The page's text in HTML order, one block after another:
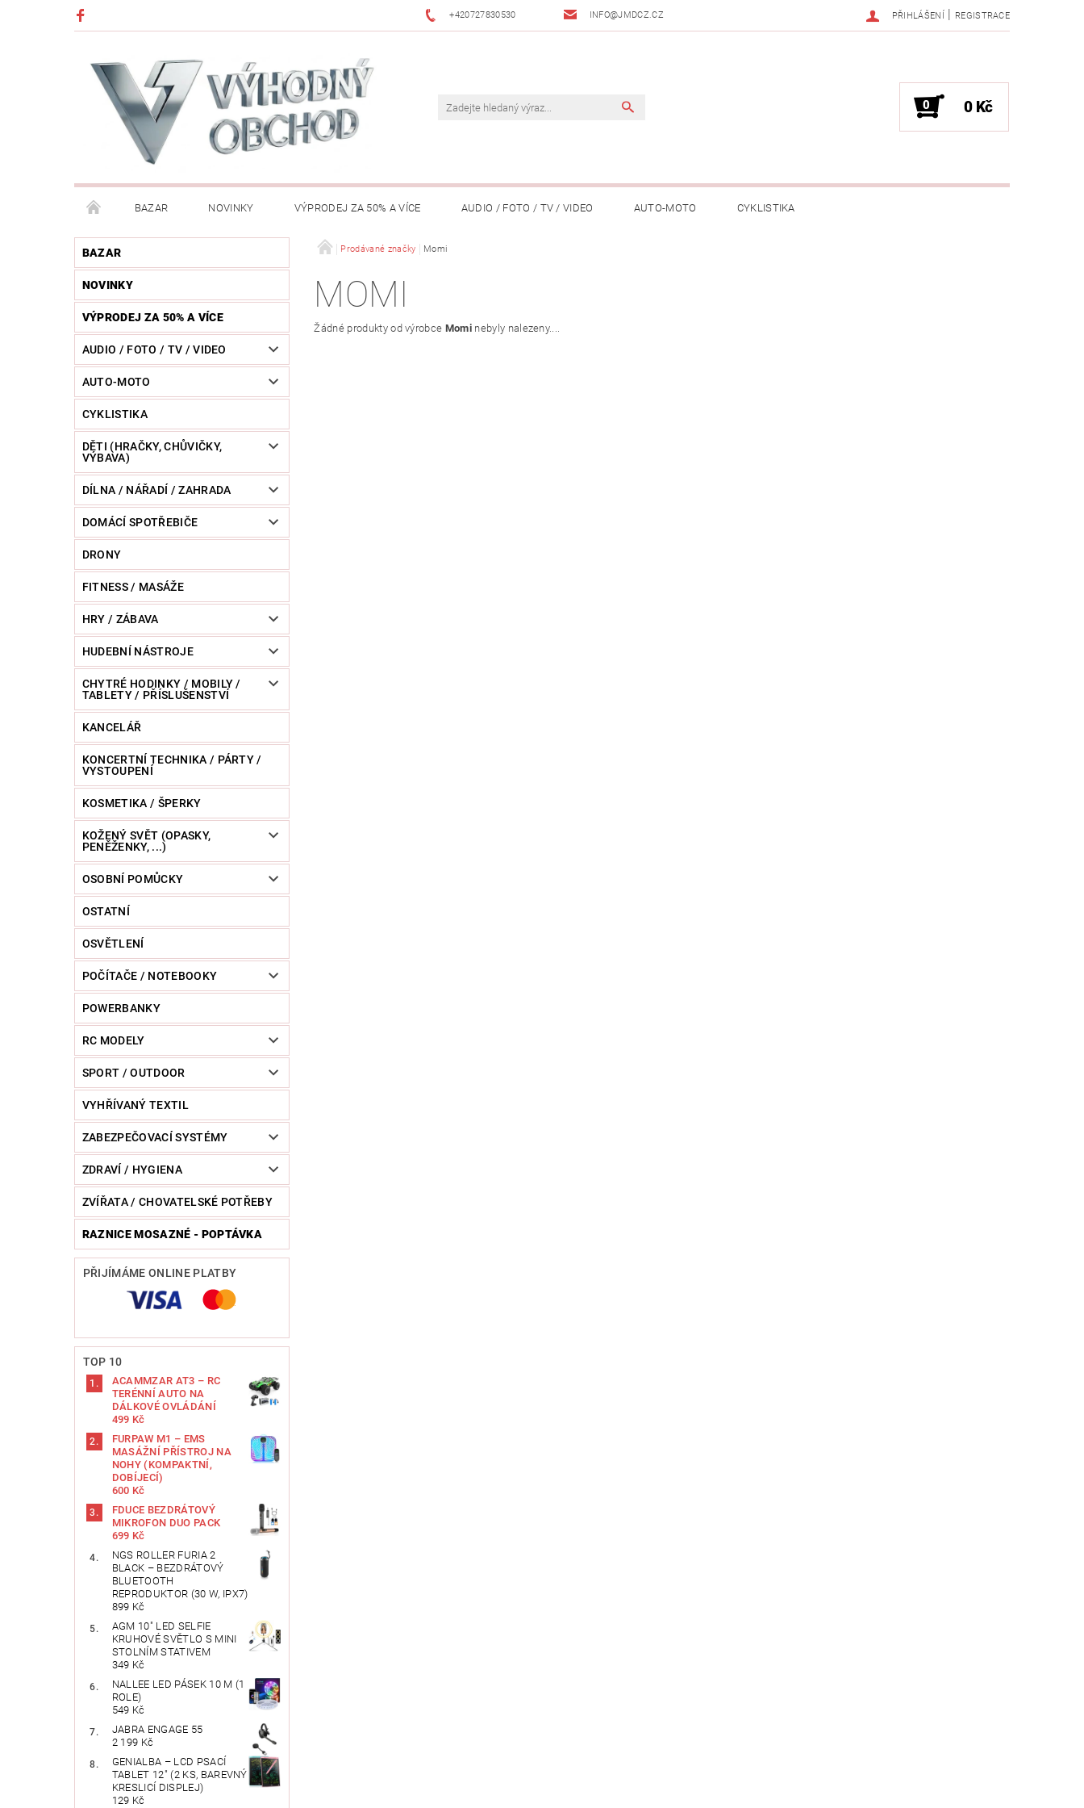
+420727830530 INFO@JMDCZ.CZ PŘIHLÁŠENÍ | REGISTRACE
0 0 Kč
BAZAR NOVINKY VÝPRODEJ ZA 50% A VÍCE AUDIO / FOTO / TV / VIDEO AUTO-MOTO CYKLISTIKA
DĚTI (HRAČKY, CHŮVIČKY, VÝBAVA) DÍLNA / NÁŘADÍ / ZAHRADA
HUDEBNÍ NÁSTROJE CHYTRÉ HODINKY / MOBILY / TABLETY / PŘÍSLUŠENSTVÍ
KOSMETIKA / ŠPERKY KOŽENÝ SVĚT (OPASKY, PENĚŽENKY, ...) OSOBNÍ POMŮCKY
POWERBANKY
ZVÍŘATA / CHOVATELSKÉ POTŘEBY
BAZAR
NOVINKY
VÝPRODEJ ZA 50% A VÍCE
AUDIO / FOTO / TV / VIDEO
AUTO-MOTO
CYKLISTIKA
DĚTI (HRAČKY, CHŮVIČKY,
VÝBAVA)
DÍLNA / NÁŘADÍ / ZAHRADA
DOMÁCÍ SPOTŘEBIČE
DRONY
FITNESS / MASÁŽE
HRY / ZÁBAVA
HUDEBNÍ NÁSTROJE
CHYTRÉ HODINKY / MOBILY /
TABLETY / PŘÍSLUŠENSTVÍ
KANCELÁŘ
KONCERTNÍ TECHNIKA / PÁRTY /
VYSTOUPENÍ
KOSMETIKA / ŠPERKY
KOŽENÝ SVĚT (OPASKY,
PENĚŽENKY, ...)
OSOBNÍ POMŮCKY
OSTATNÍ
OSVĚTLENÍ
POČÍTAČE / NOTEBOOKY
POWERBANKY
RC MODELY
SPORT / OUTDOOR
VYHŘÍVANÝ TEXTIL
ZABEZPEČOVACÍ SYSTÉMY
ZDRAVÍ / HYGIENA
ZVÍŘATA / CHOVATELSKÉ POTŘEBY
RAZNICE MOSAZNÉ - POPTÁVKA
PŘIJÍMÁME ONLINE PLATBY
TOP 10
ACAMMZAR AT3 – RC
TERÉNNÍ AUTO NA
DÁLKOVÉ OVLÁDÁNÍ
499 Kč
FURPAW M1 – EMS
MASÁŽNÍ PŘÍSTROJ NA
NOHY (KOMPAKTNÍ,
DOBÍJECÍ)
600 Kč
FDUCE BEZDRÁTOVÝ
MIKROFON DUO PACK
699 Kč
NGS ROLLER FURIA 2
BLACK – BEZDRÁTOVÝ
BLUETOOTH
REPRODUKTOR (30 W, IPX7)
899 Kč
AGM 10" LED SELFIE
KRUHOVÉ SVĚTLO S MINI
STOLNÍM STATIVEM
349 Kč
NALLEE LED PÁSEK 10 M (1
ROLE)
549 Kč
JABRA ENGAGE 55
2 199 Kč
GENIALBA – LCD PSACÍ
TABLET 12" (2 KS, BAREVNÝ
KRESLICÍ DISPLEJ)
129 Kč
Prodávané značky Momi
MOMI
Žádné produkty od výrobce Momi nebyly nalezeny....